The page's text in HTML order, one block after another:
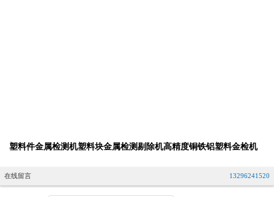
塑料件金属检测机塑料块金属检测剔除机高精度铜铁铝塑料金检机
在线留言 13296241520